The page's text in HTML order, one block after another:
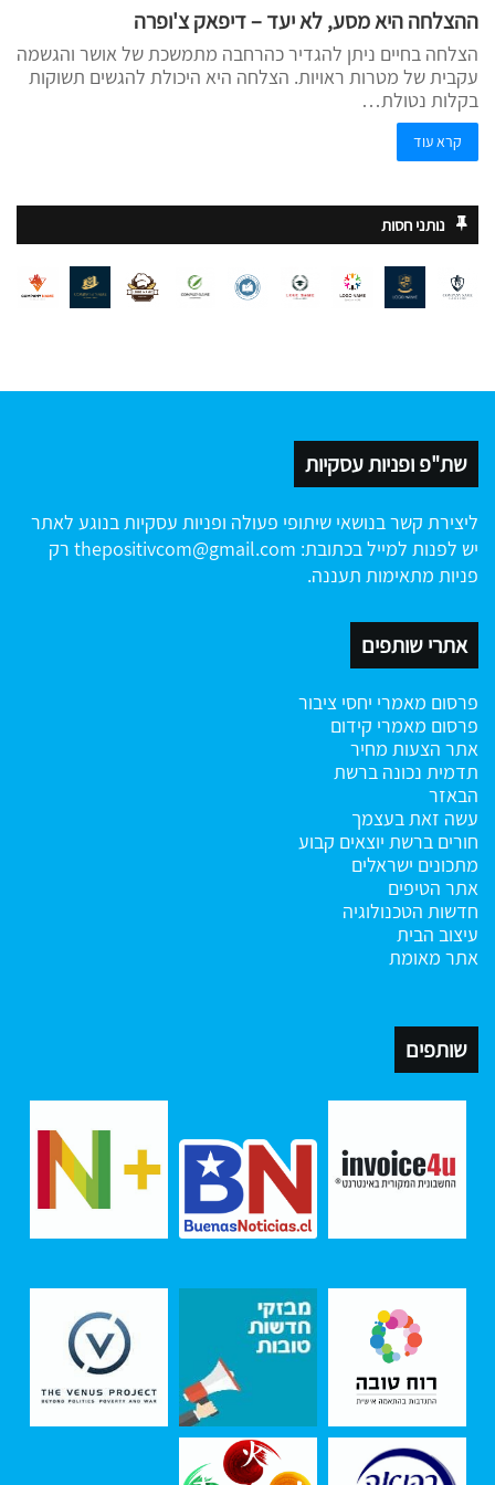
ההצלחה היא מסע, לא יעד – דיפאק צ'ופרה
הצלחה בחיים ניתן להגדיר כהרחבה מתמשכת של אושר והגשמה
עקבית של מטרות ראויות. הצלחה היא היכולת להגשים תשוקות
בקלות נטולת…
קרא עוד
נותני חסות
שת"פ ופניות עסקיות
ליצירת קשר בנושאי שיתופי פעולה ופניות עסקיות בנוגע לאתר
יש לפנות למייל בכתובת: thepositivcom@gmail.com רק
פניות מתאימות תעננה.
אתרי שותפים
פרסום מאמרי יחסי ציבור
פרסום מאמרי קידום
אתר הצעות מחיר
תדמית נכונה ברשת
הבאזר
עשה זאת בעצמך
חורים ברשת יוצאים קבוע
מתכונים ישראלים
אתר הטיפים
חדשות הטכנולוגיה
עיצוב הבית
אתר מאומת
שותפים